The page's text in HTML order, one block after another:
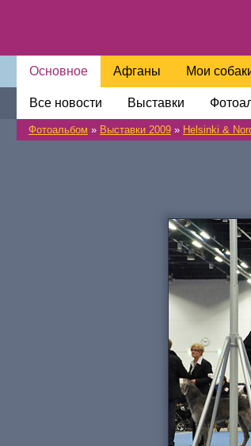
Основное
Все новости Выставки
Афганы Мои
Фотоальбом » Выставки 2009 » Helsinki &